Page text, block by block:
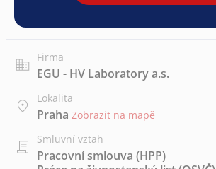
Firma
EGU - HV Laboratory a.s.
Lokalita
Praha Zobrazit na mapě
Smluvní vztah
Pracovní smlouva (HPP)